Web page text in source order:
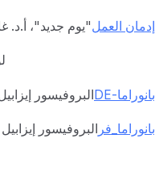
إدمان العمل"يوم جديد"، أ.د.
بانوراما-DE البروفيسور
بانوراما_فر البروفيسور